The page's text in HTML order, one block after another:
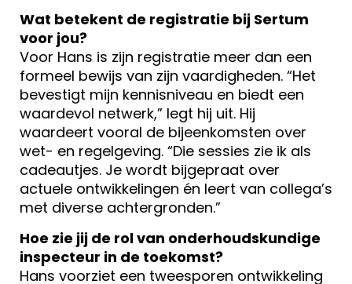
Wat betekent de registratie bij Sertum
voor jou?
Voor Hans is zijn registratie meer dan een
formeel bewijs van zijn vaardigheden. “Het
bevestigt mijn kennisniveau en biedt een
waardevol netwerk,” legt hij uit. Hij
waardeert vooral de bijeenkomsten over
wet- en regelgeving. “Die sessies zie ik als
cadeautjes. Je wordt bijgepraat over
actuele ontwikkelingen én leert van collega’s
met diverse achtergronden.”
Hoe zie jij de rol van onderhoudskundige
inspecteur in de toekomst?
Hans voorziet een tweesporen ontwikkeling